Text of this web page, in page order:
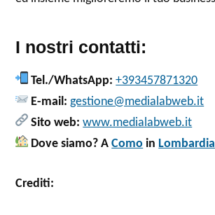
I nostri contatti:
Tel./WhatsApp:+393457871320
E-mail: gestione@medialabweb.it
Sito web: www.medialabweb.it
Dove siamo? AComo in Lombardia
Crediti: